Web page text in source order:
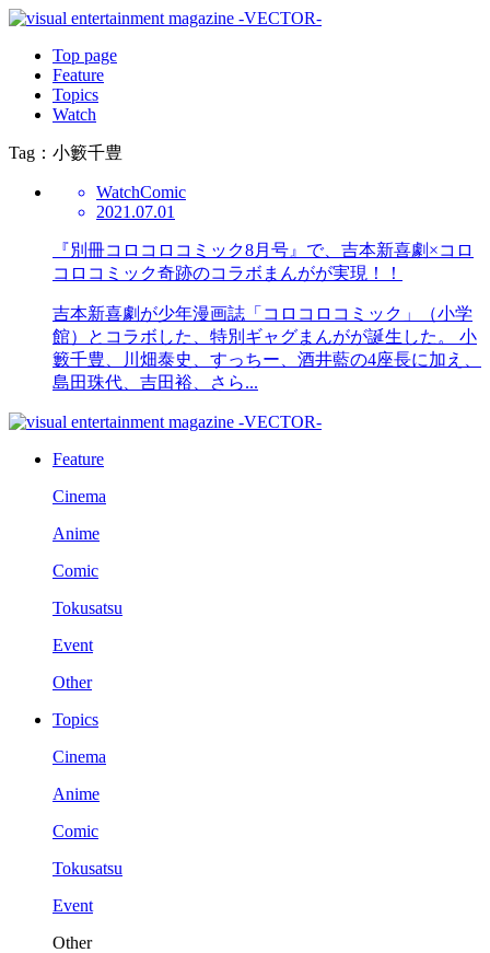
Top page
Feature
Topics
Watch
Tag：小籔千豊
WatchComic
2021.07.01
『別冊コロコロコミック8月号』で、吉本新喜劇×コロ
コロコミック奇跡のコラボまんがが実現！！
吉本新喜劇が少年漫画誌「コロコロコミック」（小学
館）とコラボした、特別ギャグまんがが誕生した。 小
籔千豊、川畑泰史、すっちー、酒井藍の4座長に加え、
島田珠代、吉田裕、さら...
Feature
Cinema
Anime
Comic
Tokusatsu
Event
Other
Topics
Cinema
Anime
Comic
Tokusatsu
Event
Other